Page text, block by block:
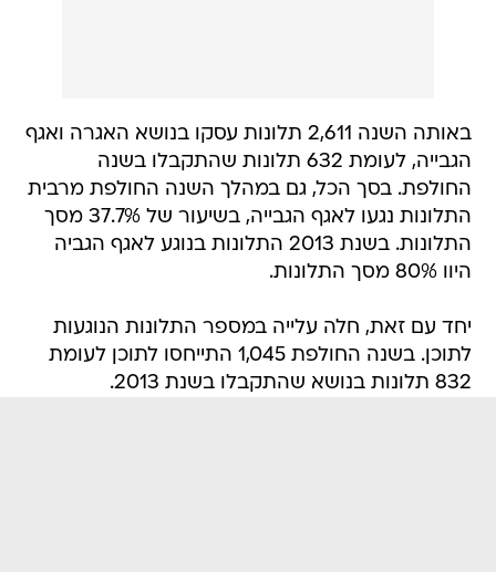
באותה השנה 2,611 תלונות עסקו בנושא האגרה ואגף
הגבייה, לעומת 632 תלונות שהתקבלו בשנה
החולפת. בסך הכל, גם במהלך השנה החולפת מרבית
התלונות נגעו לאגף הגבייה, בשיעור של 37.7% מסך
התלונות. בשנת 2013 התלונות בנוגע לאגף הגביה
היוו 80% מסך התלונות.
יחד עם זאת, חלה עלייה במספר התלונות הנוגעות
לתוכן. בשנה החולפת 1,045 התייחסו לתוכן לעומת
832 תלונות בנושא שהתקבלו בשנת 2013.